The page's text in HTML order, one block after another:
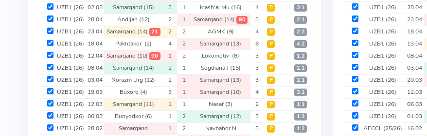
UZB1 (26) 02.05 Samarqand (15) 3 1 Mash'al Mu (16) 4 Р 3:1
UZB1 (26) 28.04 Andijan (12) 2 1 Samarqand (14) 90 3 Р 2:1
UZB1 (26) 23.04 Samarqand (14) 21 2 2 AGMK (9) 4 Р 2:2
UZB1 (26) 18.04 Pakhtakor (2) 4 2 Samarqand (13) 6 Р 4:2
UZB1 (26) 12.04 Samarqand (10) 90 1 2 Lokomotiv (8) 3 Р 1:2
UZB1 (26) 08.04 Samarqand (14) 2 1 Sogdiana J (15) 3 Р 2:1
UZB1 (26) 03.04 Xorazm Urg (12) 2 1 Samarqand (13) 3 Р 2:1
UZB1 (26) 19.03 Buxoro (4) 3 1 Samarqand (10) 4 Р 3:1
UZB1 (26) 12.03 Samarqand (11) 1 1 Nasaf (3) 2 Р 1:1
UZB1 (26) 06.03 Bunyodkor(6) 1 2 Samarqand (12) 3 Р 1:2
UZB1 (26) 28.02 Samarqand 1 2 Navbahor N 3 Р 1:2
UZB1 (26) 28.04
UZB1 (26) 23.04
UZB1 (26) 18.04
UZB1 (26) 13.04
UZB1 (26) 08.04
UZB1 (26) 03.04
UZB1 (26) 20.03
UZB1 (26) 12.03
UZB1 (26) 06.03
UZB1 (26) 01.03
AFCCL(25/26) 16.02